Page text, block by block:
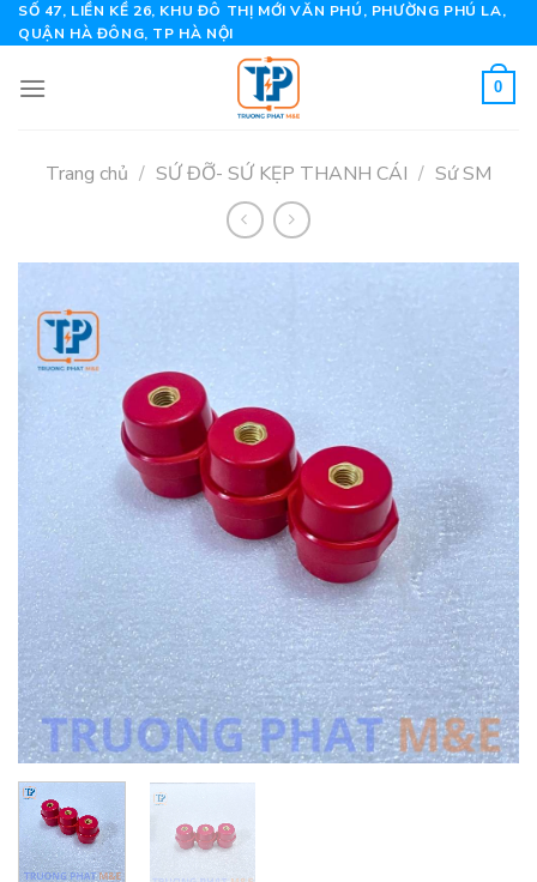
Skip
to
SỐ 47, LIỀN KỀ 26, KHU ĐÔ THỊ MỚI VĂN PHÚ, PHƯỜNG PHÚ LA,
QUẬN HÀ ĐÔNG, TP HÀ NỘI
0
Trang chủ / SỨ ĐỠ- SỨ KẸP THANH CÁI / Sứ SM